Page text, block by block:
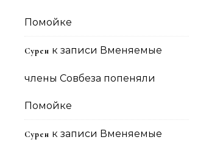
Помойке
Сурен к записи Вменяемые
члены Совбеза попеняли
Помойке
Сурен к записи Вменяемые